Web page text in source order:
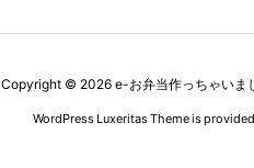
Copyright © 2026 e-お弁当作っちゃいま
WordPress Luxeritas Theme is